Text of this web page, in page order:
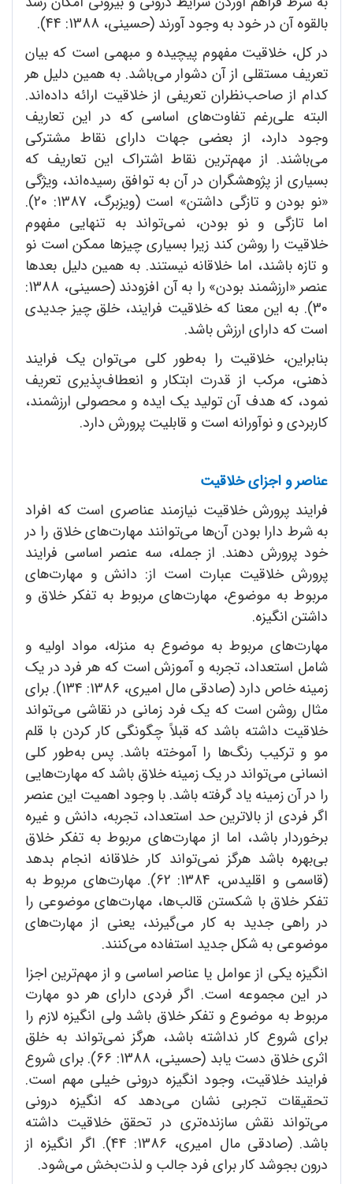
بالقوه آن در خود به وجود آورند (حسینی، 1388: 44).
در کل، خلاقیت مفهوم پیچیده و مبهمی است که بیان
تعریف مستقلی از آن دشوار می‌باشد. به همین دلیل هر
کدام از صاحب‌نظران تعریفی از خلاقیت ارائه داده‌اند.
البته علی‌رغم تفاوت‌های اساسی که در این تعاریف
وجود دارد، از بعضی جهات دارای نقاط مشترکی
می‌باشند. از مهم‌ترین نقاط اشتراک این تعاریف که
بسیاری از پژوهشگران در آن به توافق رسیده‌اند، ویژگی
«نو بودن و تازگی داشتن» است (ویزبرگ، 1387: 20).
اما تازگی و نو بودن،‌ نمی‌تواند به تنهایی مفهوم
خلاقیت را روشن کند زیرا بسیاری چیزها ممکن است نو
و تازه باشند، اما خلاقانه نیستند. به همین دلیل بعدها
عنصر «ارزشمند بودن» را به آن افزودند (حسینی، 1388:
30). به این معنا که خلاقیت فرایند، خلق چیز جدیدی
است که دارای ارزش باشد.
بنابراین، خلاقیت را به‌طور کلی می‌توان یک فرایند
ذهنی، مرکب از قدرت ابتکار و انعطاف‌پذیری تعریف
نمود، که هدف آن تولید یک ایده و محصولی ارزشمند،
کاربردی و نوآورانه است و قابلیت پرورش دارد.
عناصر و اجزای خلاقیت
فرایند پرورش خلاقیت نیازمند عناصری است که افراد
به شرط دارا بودن آن‌ها می‌توانند مهارت‌های خلاق را در
خود پرورش دهند. از جمله، سه عنصر اساسی فرایند
پرورش خلاقیت عبارت است از: دانش و مهارت‌های
مربوط به موضوع،‌ مهارت‌های مربوط به تفکر خلاق و
داشتن انگیزه.
مهارت‌های مربوط به موضوع به منزله، مواد اولیه و
شامل استعداد، تجربه و آموزش است که هر فرد در یک
زمینه خاص دارد (صادقی مال امیری، 1386: 134). برای
مثال روشن است که یک فرد زمانی در نقاشی می‌تواند
خلاقیت داشته باشد که قبلاً چگونگی کار کردن با قلم
مو و ترکیب رنگ‌ها را آموخته ‌باشد. پس به‌طور کلی
انسانی می‌تواند در یک زمینه خلاق باشد که مهارت‌هایی
را در آن زمینه یاد گرفته باشد. با وجود اهمیت این عنصر
اگر فردی از بالاترین حد استعداد،‌ تجربه، دانش و غیره
برخوردار باشد، اما از مهارت‌های مربوط به تفکر خلاق
بی‌بهره باشد هرگز نمی‌تواند کار خلاقانه انجام بدهد
(قاسمی و اقلیدس، 1384: 62). مهارت‌های مربوط به
تفکر خلاق با شکستن قالب‌ها، مهارت‌های موضوعی را
در راهی جدید به کار می‌گیرند، یعنی از مهارت‌های
موضوعی به شکل جدید استفاده می‌کنند.
انگیزه یکی از عوامل یا عناصر اساسی و از مهم‌ترین اجزا
در این مجموعه است. اگر فردی دارای هر دو مهارت
مربوط به موضوع و تفکر خلاق باشد ولی انگیزه لازم را
برای شروع کار نداشته باشد، هرگز نمی‌تواند به خلق
اثری خلاق دست یابد (حسینی، 1388: 66). برای شروع
فرایند خلاقیت، وجود انگیزه درونی خیلی مهم است.
تحقیقات تجربی نشان می‌دهد که انگیزه درونی
می‌تواند نقش سازنده‌تری در تحقق خلاقیت داشته
باشد. (صادقی مال امیری، 1386: 44). اگر انگیزه از
درون بجوشد کار برای فرد جالب و لذت‌بخش می‌شود.